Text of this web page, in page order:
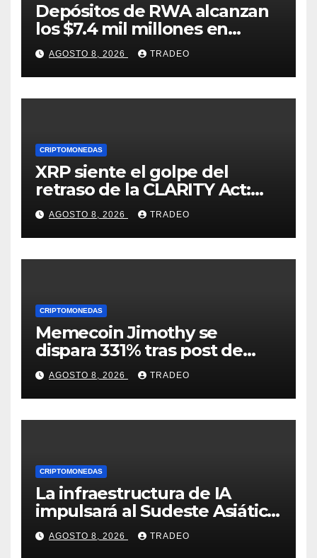
Depósitos de RWA alcanzan
los $7.4 mil millones en
medio de la caída de DeFi
AGOSTO 8, 2026 TRADEO
CRIPTOMONEDAS
XRP siente el golpe del
retraso de la CLARITY Act:
¿Podrá mantenerse por
encima de $1?
AGOSTO 8, 2026 TRADEO
CRIPTOMONEDAS
Memecoin Jimothy se
dispara 331% tras post de
Elon Musk sobre un
mapache
AGOSTO 8, 2026 TRADEO
CRIPTOMONEDAS
La infraestructura de IA
impulsará al Sudeste Asiático,
destaca United Overseas
Bank
AGOSTO 8, 2026 TRADEO